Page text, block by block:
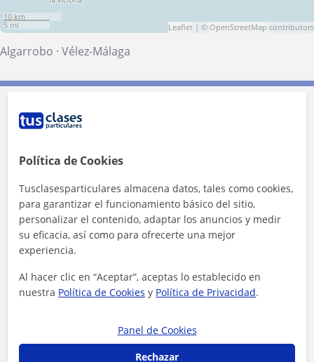
10 km
5 mi
Leaflet | © OpenStreetMap contributors
Algarrobo · Vélez-Málaga
Contacta con Alejandro
Tarifa
1ª clase gratis
Política de Cookies
Tusclasesparticulares almacena datos, tales como cookies,
para garantizar el funcionamiento básico del sitio,
personalizar el contenido, adaptar los anuncios y medir
su eficacia, así como para ofrecerte una mejor
experiencia.
Al hacer clic en “Aceptar”, aceptas lo establecido en
nuestra Política de Cookies y Política de Privacidad.
Panel de Cookies
Rechazar